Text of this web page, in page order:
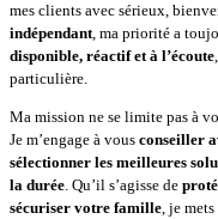
mes clients avec sérieux,
indépendant, ma priorité a
disponible, réactif et à l’écoute
particulière.
Ma mission ne se limite pas à
Je m’engage à vous conseiller
sélectionner les meilleures
la durée. Qu’il s’agisse de
sécuriser votre famille, je